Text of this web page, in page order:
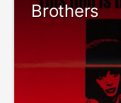
Brothers